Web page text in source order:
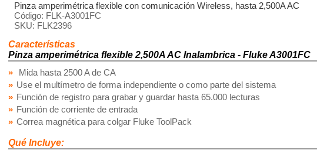
Pinza amperimétrica flexible con comunicación Wireless, hasta 2,500A AC
Código: FLK-A3001FC
SKU: FLK2396
Características
Pinza amperimétrica flexible 2,500A AC Inalambrica - Fluke A3001FC
Mida hasta 2500 A de CA
Use el multímetro de forma independiente o como parte del sistema
Función de registro para grabar y guardar hasta 65.000 lecturas
Función de corriente de entrada
Correa magnética para colgar Fluke ToolPack
Qué Incluye: